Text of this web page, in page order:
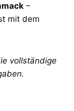
–
mit dem
vollständige